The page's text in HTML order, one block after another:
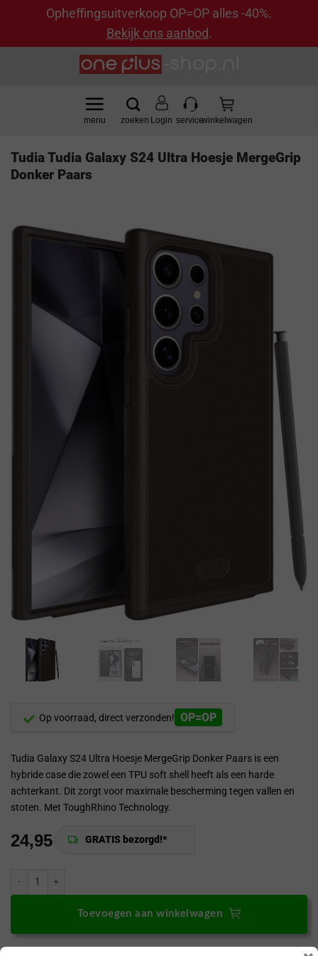
Opheffingsuitverkoop OP=OP alles -40%.
Bekijk ons aanbod.
Login
Tudia Tudia Galaxy S24 Ultra Hoesje MergeGrip
Donker Paars
Op voorraad, direct verzonden! OP=OP
Tudia Galaxy S24 Ultra Hoesje MergeGrip Donker Paars is een
hybride case die zowel een TPU soft shell heeft als een harde
achterkant. Dit zorgt voor maximale bescherming tegen vallen en
stoten. Met ToughRhino Technology.
GRATIS bezorgd!*
24,95
Toevoegen aan winkelwagen